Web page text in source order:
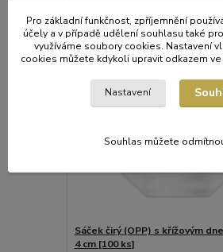
Sáček čirý (OPP) s křížovým
4 cm [100 ks]
Pro základní funkčnost, zpříjemnění
účely a v případě udělení souhlasu také
využíváme soubory cookies. Nastavení
cookies můžete kdykoli upravit odkazem
Nastavení
Souhlas můžete